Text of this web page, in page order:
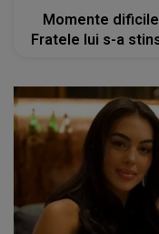
Momente
Fratele lui s-a